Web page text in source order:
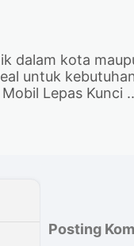
dalam kota
untuk
Lepas Kunci
Posting